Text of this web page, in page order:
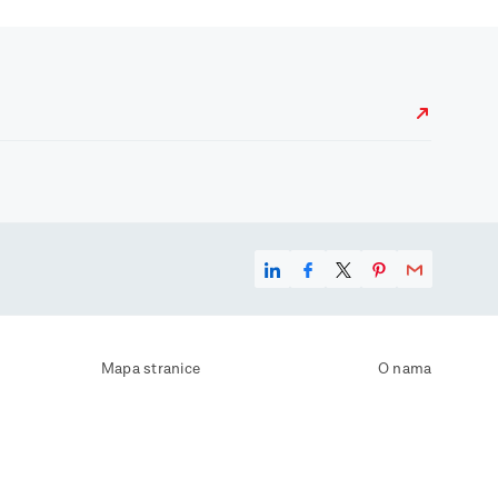
Mapa stranice
O nama